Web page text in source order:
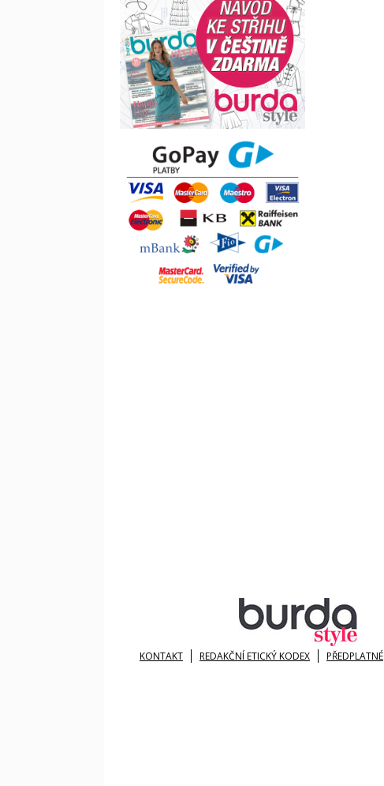
KONTAKT REDAKČNÍ ETICKÝ KODEX PŘEDPLATNÉ